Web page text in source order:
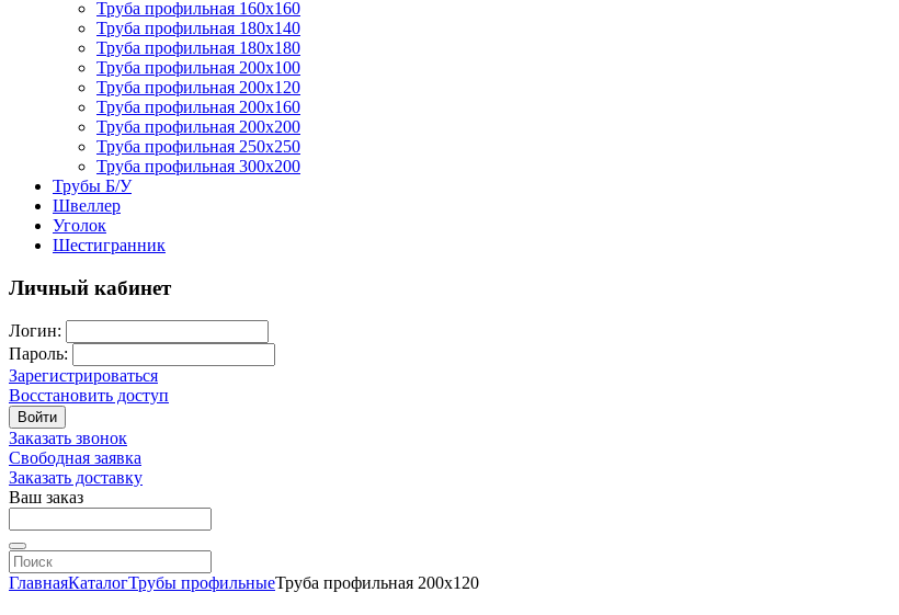
Труба профильная 160х160
Труба профильная 180х140
Труба профильная 180х180
Труба профильная 200х100
Труба профильная 200х120
Труба профильная 200х160
Труба профильная 200х200
Труба профильная 250х250
Труба профильная 300х200
Трубы Б/У
Швеллер
Уголок
Шестигранник
Личный кабинет
Логин:
Пароль:
Зарегистрироваться
Восстановить доступ
Войти
Заказать звонок
Свободная заявка
Заказать доставку
Ваш заказ
ГлавнаяКаталогТрубы профильныеТруба профильная 200х120